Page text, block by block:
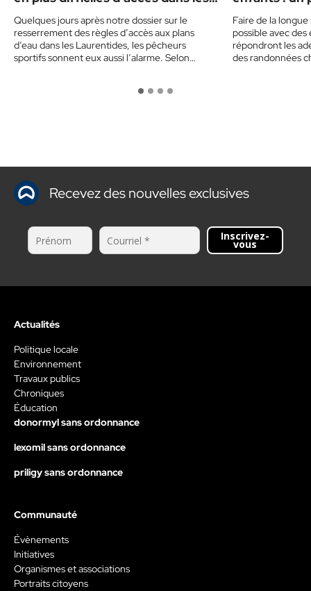
Quelques jours après notre dossier sur le
resserrement des règles d’accès aux plans
d’eau dans les Laurentides, les pêcheurs
sportifs sonnent eux aussi l’alarme. Selon…
Faire de la
possible avec
répondront les
des randonnées
Recevez des nouvelles exclusives
Inscrivez-
vous
Actualités
Politique locale
Environnement
Travaux publics
Chroniques
Éducation
donormyl sans ordonnance
lexomil sans ordonnance
priligy sans ordonnance
Communauté
Évènements
Initiatives
Organismes et associations
Portraits citoyens